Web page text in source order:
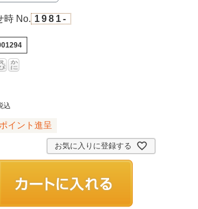
時 No. 1981-
込
ポイント進呈
お気に入りに登録する